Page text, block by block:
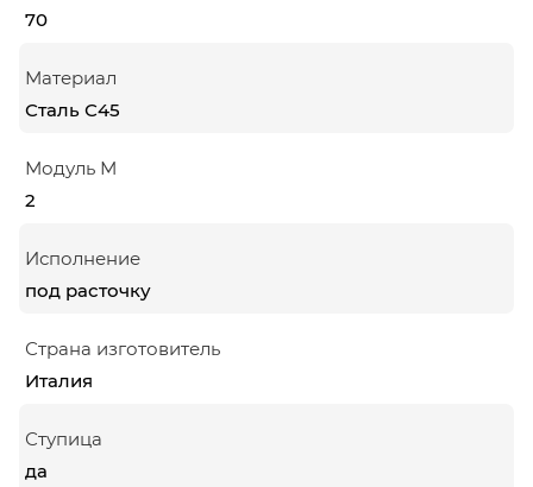
70
Материал
Сталь С45
Модуль М
2
Исполнение
под расточку
Страна изготовитель
Италия
Ступица
да